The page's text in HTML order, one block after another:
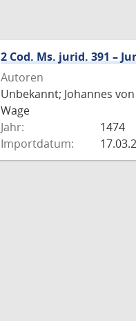
2 Cod. Ms. jurid. 391 –
Autoren
Unbekannt; Johannes
Wage
Jahr:
1474
Importdatum: